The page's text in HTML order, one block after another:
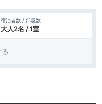
宿泊者数 / 部屋数
大人2名 / 1室